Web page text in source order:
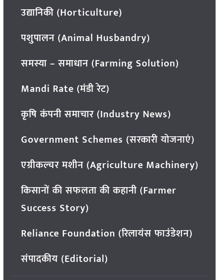
उद्यानिकी (Horticulture)
पशुपालन (Animal Husbandry)
समस्या – समाधान (Farming Solution)
Mandi Rate (मंडी रेट)
कृषि कंपनी समाचार (Industry News)
Government Schemes (सरकारी योजनाएं)
एग्रीकल्चर मशीन (Agriculture Machinery)
किसानों की सफलता की कहानी (Farmer
Success Story)
Reliance Foundation (रिलायंस फाउंडेशन)
संपादकीय (Editorial)